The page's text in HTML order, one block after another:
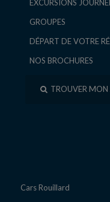
EXCURSIONS
GROUPES
DÉPART DE VOTRE
NOS BROCHURES
TROUVER MON
Cars Rouillard